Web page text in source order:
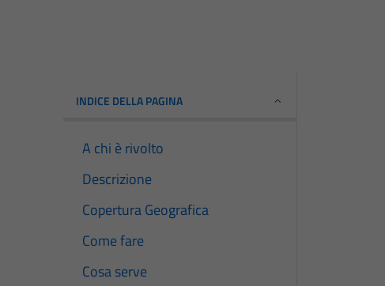
INDICE DELLA PAGINA
A chi è rivolto
Descrizione
Copertura Geografica
Come fare
Cosa serve